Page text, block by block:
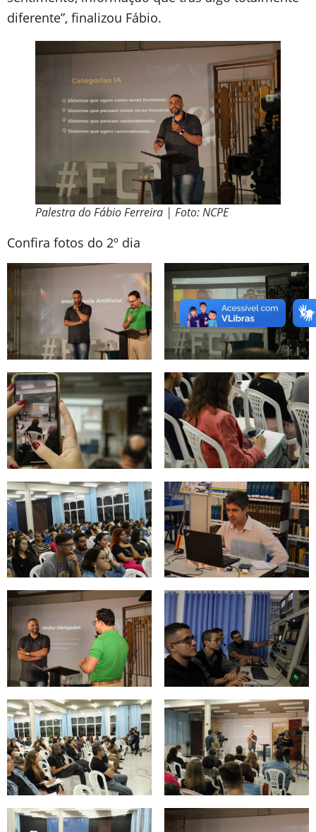
diferente”, finalizou Fábio.
Palestra do Fábio Ferreira | Foto: NCPE
Confira fotos do 2º dia